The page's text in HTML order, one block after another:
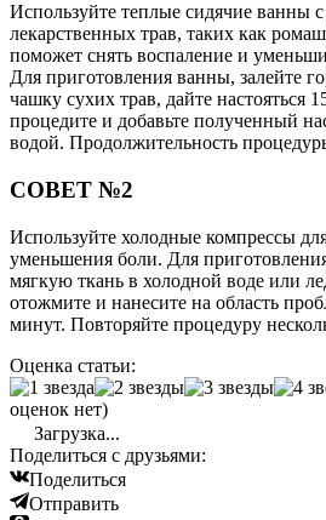
Используйте теплые сидячие ванны
лекарственных трав, таких как
поможет снять воспаление и
Для приготовления ванны, залейте
чашку сухих трав, дайте настояться
процедите и добавьте полученный
водой. Продолжительность
СОВЕТ №2
Используйте холодные компрессы
уменьшения боли. Для
мягкую ткань в холодной воде или
отожмите и нанесите на область
минут. Повторяйте процедуру
Оценка статьи:
оценок нет)
Загрузка...
Поделиться с друзьями:
Поделиться
Отправить